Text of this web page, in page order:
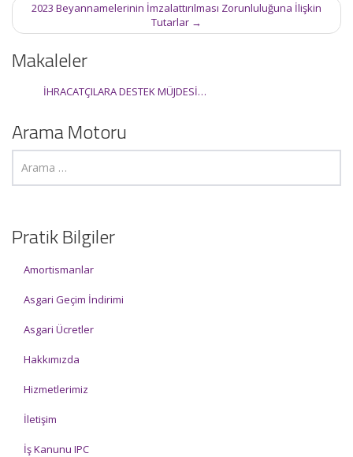
2023 Beyannamelerinin İmzalattırılması Zorunluluğuna İlişkin
Tutarlar →
Makaleler
İHRACATÇILARA DESTEK MÜJDESİ…
Arama Motoru
Pratik Bilgiler
Amortismanlar
Asgari Geçim İndirimi
Asgari Ücretler
Hakkımızda
Hizmetlerimiz
İletişim
İş Kanunu IPC